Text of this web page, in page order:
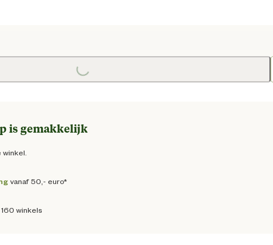
Loading...
is gemakkelijk
vanaf 50,- euro*
winkels